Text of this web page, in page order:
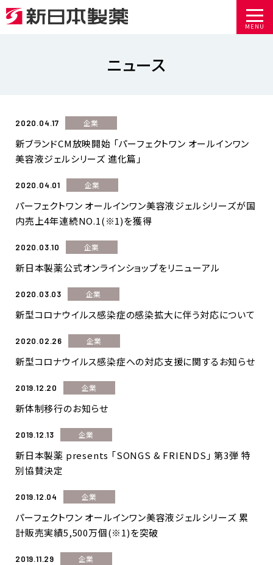
MENU
ニュース
2020.04.17 企業
新ブランドCM放映開始 「パーフェクトワン オールインワン
美容液ジェルシリーズ 進化篇」
2020.04.01 企業
パーフェクトワン オールインワン美容液ジェルシリーズが国
内売上4年連続NO.1(※1)を獲得
2020.03.10 企業
新日本製薬公式オンラインショップをリニューアル
2020.03.03 企業
新型コロナウイルス感染症の感染拡大に伴う対応について
2020.02.26 企業
新型コロナウイルス感染症への対応支援に関するお知らせ
2019.12.20 企業
新体制移行のお知らせ
2019.12.13 企業
新日本製薬 presents 「SONGS & FRIENDS」 第3弾 特
別協賛決定
2019.12.04 企業
パーフェクトワン オールインワン美容液ジェルシリーズ 累
計販売実績5,500万個(※1)を突破
2019.11.29 企業